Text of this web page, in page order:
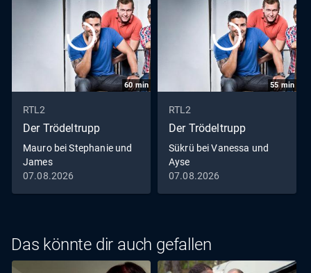
60min
RTL2
Der Trödeltrupp
Mauro bei Stephanie und
James
07.08.2026
55min
RTL2
Der Trödeltrupp
Sükrü bei Vanessa und
Ayse
07.08.2026
Das könnte dir auch gefallen